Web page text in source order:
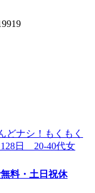
料・土日祝休